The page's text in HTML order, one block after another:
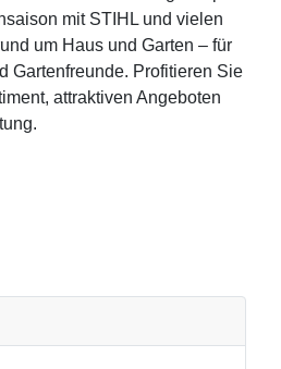
mit STIHL und vielen
um Haus und Garten – für
Gartenfreunde. Profitieren Sie
attraktiven Angeboten